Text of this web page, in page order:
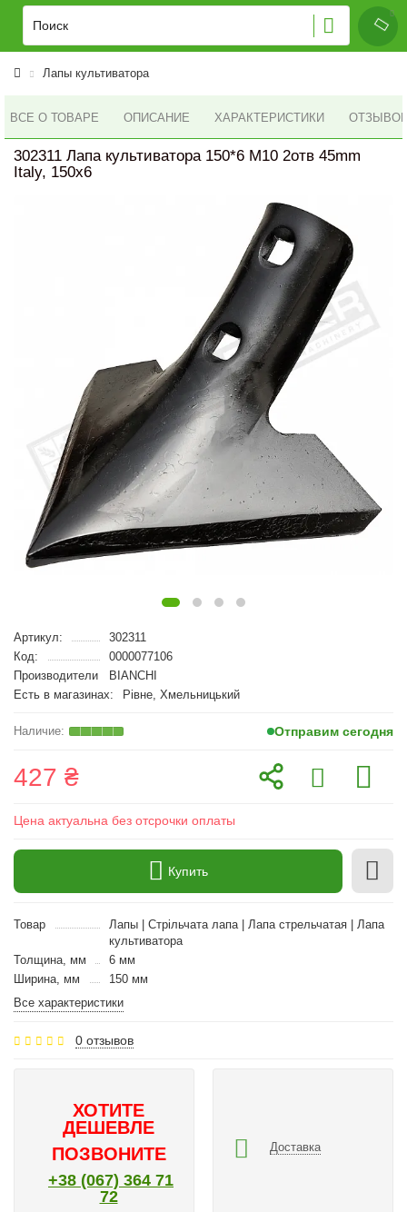
Лапы культиватора
ВСЕ О ТОВАРЕ ОПИСАНИЕ ХАРАКТЕРИСТИКИ ОТЗЫВОВ
302311 Лапа культиватора 150*6 M10 2отв 45mm
Italy, 150x6
Артикул:
302311
Код:
0000077106
Производители
BIANCHI
Есть в магазинах:
Рівне, Хмельницький
Отправим сегодня
427 ₴
Цена актуальна без отсрочки оплаты
Купить
Товар
Лапы | Стрільчата лапа | Лапа стрельчатая | Лапа
культиватора
Толщина, мм
6 мм
Ширина, мм
150 мм
Все характеристики
0 отзывов
ХОТИТЕ
ДЕШЕВЛЕ
ПОЗВОНИТЕ
+38 (067) 364 71
72
Доставка